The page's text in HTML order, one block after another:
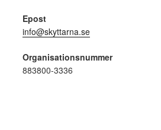
Epost
info@skyttarna.se
Organisationsnummer
883800-3336